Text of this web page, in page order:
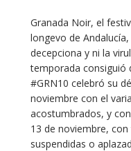
Granada Noir, el
longevo de
decepciona y ni la
temporada consiguió
#GRN10 celebró su
noviembre con el
acostumbrados, y
13 de noviembre,
suspendidas o